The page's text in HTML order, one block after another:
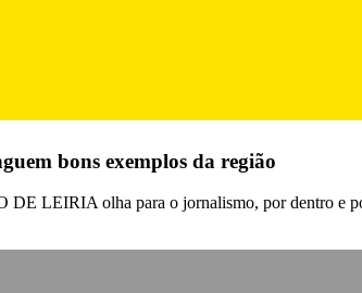
bons exemplos da região
DE LEIRIA olha para o jornalismo, por dentro e